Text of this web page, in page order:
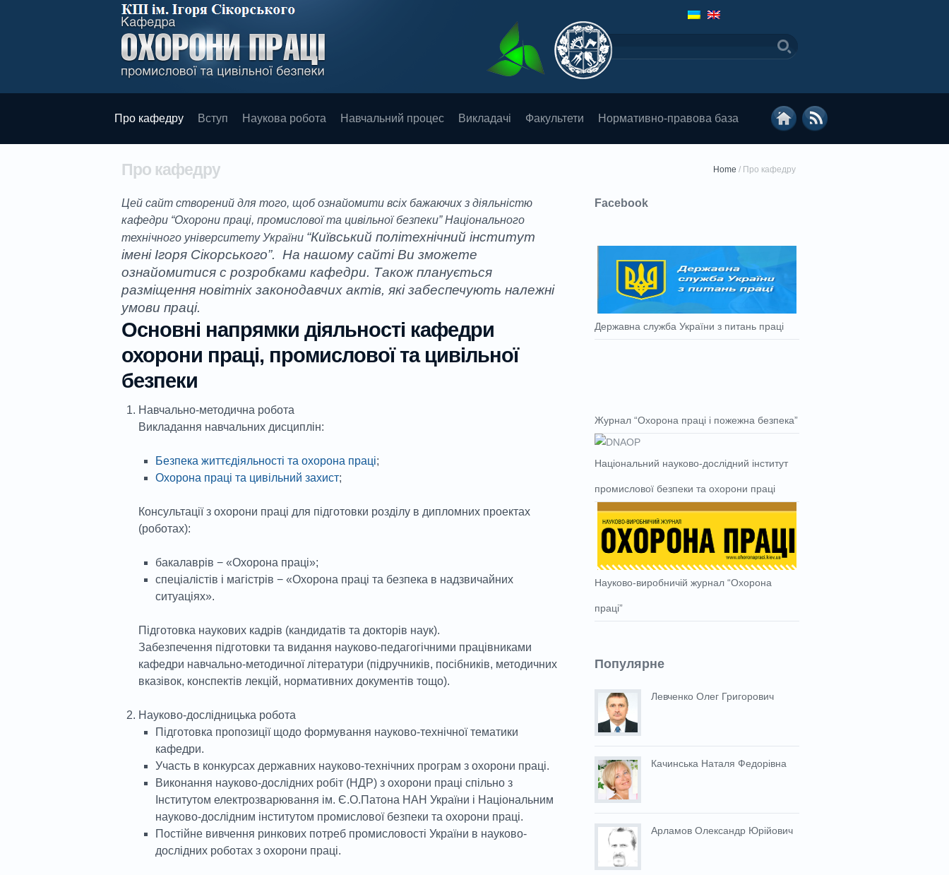
Про кафедру Вступ Наукова робота Навчальний процес Викладачі Факультети Нормативно-правова база
Home / Про кафедру
Про кафедру
Цей сайт створений для того, щоб ознайомити всiх бажаючих з дiяльнiстю
кафедри “Охорони працi, промислової та цивільної безпеки” Національного
технічного університету України “Київський політехнічний інститут
імені Ігоря Сікорського”. На нашому сайті Ви зможете
ознайомитися с розробками кафедри. Також планується
разміщення новітніх законодавчих актів, які забеспечують належні
умови праці.
Основні напрямки діяльності кафедри
охорони праці, промислової та цивільної
безпеки
Навчально-методична робота
Викладання навчальних дисциплін:
Безпека життєдіяльності та охорона праці;
Охорона праці та цивільний захист;
Консультації з охорони праці для підготовки розділу в дипломних проектах
(роботах):
бакалаврів − «Охорона праці»;
спеціалістів і магістрів − «Охорона праці та безпека в надзвичайних
ситуаціях».
Підготовка наукових кадрів (кандидатів та докторів наук).
Забезпечення підготовки та видання науково-педагогічними працівниками
кафедри навчально-методичної літератури (підручників, посібників, методичних
вказівок, конспектів лекцій, нормативних документів тощо).
Науково-дослідницька робота
Підготовка пропозиції щодо формування науково-технічної тематики
кафедри.
Участь в конкурсах державних науково-технічних програм з охорони праці.
Виконання науково-дослідних робіт (НДР) з охорони праці спільно з
Інститутом електрозварювання ім. Є.О.Патона НАН України і Національним
науково-дослідним інститутом промислової безпеки та охорони праці.
Постійне вивчення ринкових потреб промисловості України в науково-
дослідних роботах з охорони праці.
Facebook
Державна служба України з питань праці
Журнал “Охорона праці і пожежна безпека”
Національний науково-дослідний інститут
промислової безпеки та охорони праці
Науково-виробничій журнал “Охорона
праці”
Популярне
Левченко Олег Григорович
Качинська Наталя Федорівна
Арламов Олександр Юрійович